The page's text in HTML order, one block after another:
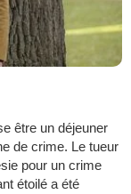
être un déjeuner
de crime. Le tueur
pour un crime
étoilé a été